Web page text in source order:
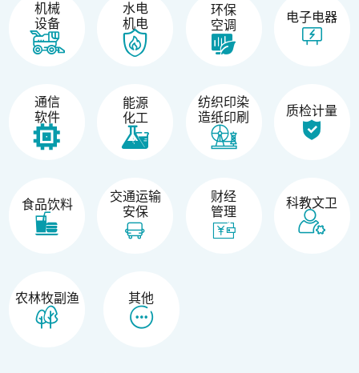
机械
设备
水电
机电
环保
空调
电子电器
通信
软件
能源
化工
纺织印染
造纸印刷
质检计量
食品饮料
交通运输
安保
财经
管理
科教文卫
农林牧副渔 其他